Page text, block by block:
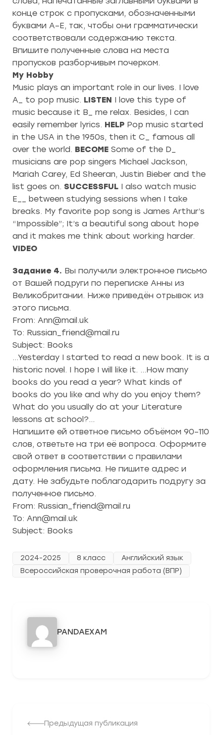
конце строк с пропусками, обозначенными
буквами A–E, так, чтобы они грамматически
соответствовали содержанию текста.
Впишите полученные слова на места
пропусков разборчивым почерком.
My Hobby
Music plays an important role in our lives. I love
A_ to pop music. LISTEN I love this type of
music because it B_ me relax. Besides, I can
easily remember lyrics. HELP Pop music started
in the USA in the 1950s, then it C_ famous all
over the world. BECOME Some of the D_
musicians are pop singers Michael Jackson,
Mariah Carey, Ed Sheeran, Justin Bieber and the
list goes on. SUCCESSFUL I also watch music
E__ between studying sessions when I take
breaks. My favorite pop song is James Arthur’s
“Impossible”; It’s a beautiful song about hope
and it makes me think about working harder.
VIDEO
Задание 4. Вы получили электронное письмо
от Вашей подруги по переписке Анны из
Великобритании. Ниже приведён отрывок из
этого письма.
From: Ann@mail.uk
To: Russian_friend@mail.ru
Subject: Books
…Yesterday I started to read a new book. It is a
historic novel. I hope I will like it. …How many
books do you read a year? What kinds of
books do you like and why do you enjoy them?
What do you usually do at your Literature
lessons at school?…
Напишите ей ответное письмо объёмом 90–110
слов, ответьте на три её вопроса. Оформите
свой ответ в соответствии с правилами
оформления письма. Не пишите адрес и
дату. Не забудьте поблагодарить подругу за
полученное письмо.
From: Russian_friend@mail.ru
To: Ann@mail.uk
Subject: Books
2024-2025 8 класс
Английский язык
Всероссийская проверочная работа (ВПР)
PANDAEXAM
Предыдущая публикация